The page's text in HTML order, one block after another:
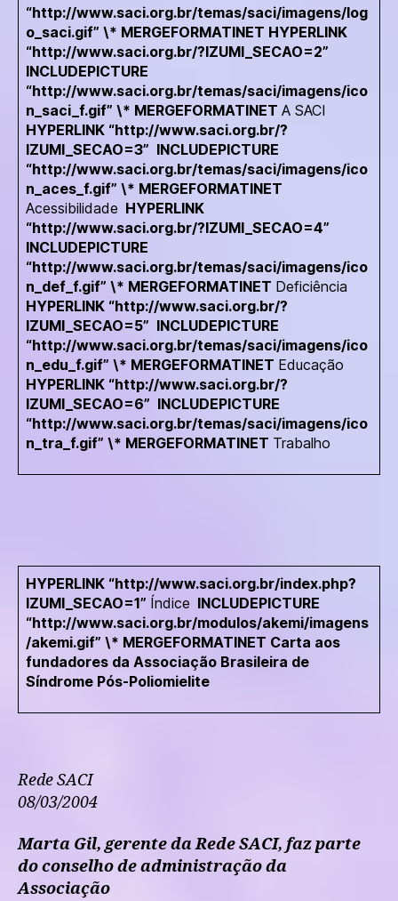
“http://www.saci.org.br/temas/saci/imagens/log
o_saci.gif” \* MERGEFORMATINET HYPERLINK
“http://www.saci.org.br/?IZUMI_SECAO=2”
INCLUDEPICTURE
“http://www.saci.org.br/temas/saci/imagens/ico
n_saci_f.gif” \* MERGEFORMATINET A SACI
HYPERLINK “http://www.saci.org.br/?
IZUMI_SECAO=3” INCLUDEPICTURE
“http://www.saci.org.br/temas/saci/imagens/ico
n_aces_f.gif” \* MERGEFORMATINET
Acessibilidade HYPERLINK
“http://www.saci.org.br/?IZUMI_SECAO=4”
INCLUDEPICTURE
“http://www.saci.org.br/temas/saci/imagens/ico
n_def_f.gif” \* MERGEFORMATINET Deficiência
HYPERLINK “http://www.saci.org.br/?
IZUMI_SECAO=5” INCLUDEPICTURE
“http://www.saci.org.br/temas/saci/imagens/ico
n_edu_f.gif” \* MERGEFORMATINET Educação
HYPERLINK “http://www.saci.org.br/?
IZUMI_SECAO=6” INCLUDEPICTURE
“http://www.saci.org.br/temas/saci/imagens/ico
n_tra_f.gif” \* MERGEFORMATINET Trabalho
HYPERLINK “http://www.saci.org.br/index.php?
IZUMI_SECAO=1” Índice INCLUDEPICTURE
“http://www.saci.org.br/modulos/akemi/imagens
/akemi.gif” \* MERGEFORMATINET Carta aos
fundadores da Associação Brasileira de
Síndrome Pós-Poliomielite
Rede SACI
08/03/2004
Marta Gil, gerente da Rede SACI, faz parte
do conselho de administração da
Associação